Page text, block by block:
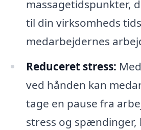
massagetidspunkter,
til din virksomheds
medarbejdernes
Reduceret stress:
ved hånden kan
tage en pause fra
stress og spændinger,